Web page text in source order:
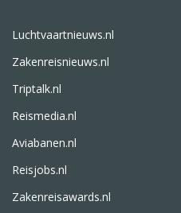
Luchtvaartnieuws.nl
Zakenreisnieuws.nl
Triptalk.nl
Reismedia.nl
Aviabanen.nl
Reisjobs.nl
Zakenreisawards.nl